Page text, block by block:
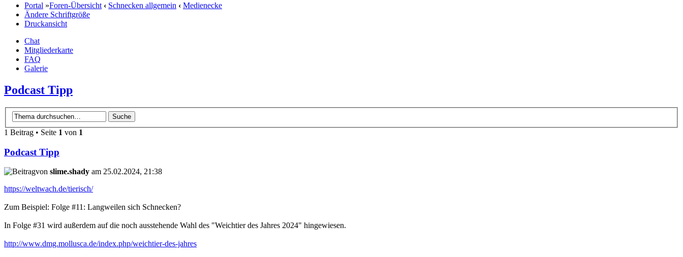
Portal »Foren-Übersicht ‹ Schnecken allgemein ‹ Medienecke
Ändere Schriftgröße
Druckansicht
Chat
Mitgliederkarte
FAQ
Galerie
Podcast Tipp
1 Beitrag • Seite 1 von 1
Podcast Tipp
von slime.shady am 25.02.2024, 21:38
https://weltwach.de/tierisch/
Zum Beispiel: Folge #11: Langweilen sich Schnecken?
In Folge #31 wird außerdem auf die noch ausstehende Wahl des "Weichtier des Jahres 2024" hingewiesen.
http://www.dmg.mollusca.de/index.php/weichtier-des-jahres